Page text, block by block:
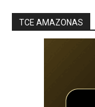
TCE AMAZONAS